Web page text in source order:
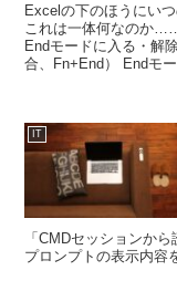
Excelの下のほうにい
これは一体何なのか
Endモードに入る・解
合、Fn+End） Endモー
IT
「CMDセッションか
プロンプトの表示内容